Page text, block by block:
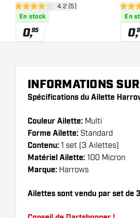
ouvrir le panneau des avis
4.2 étoiles de notation
4.2 (5)
En stock
0,95
4.3
En
0,
INFORMATIONS
Spécifications du Ailette
Couleur Ailette: Multi
Forme Ailette: Standard
Contenu: 1 set (3 Ailettes)
Matériel Ailette: 100 Micron
Marque: Harrows
Ailettes sont vendu par set de